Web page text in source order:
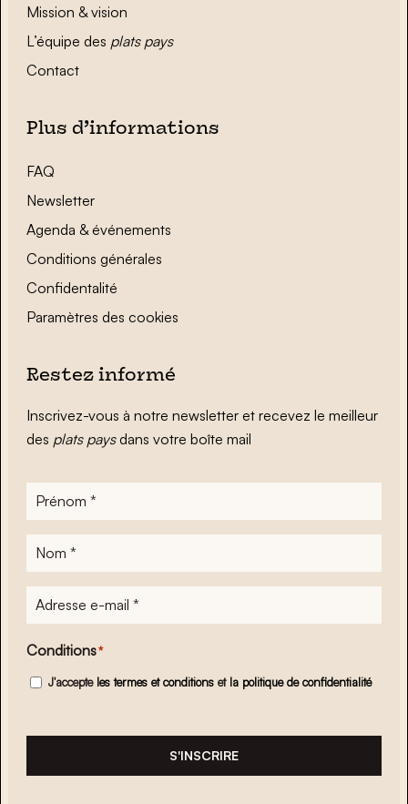
Mission & vision
L’équipe des plats pays
Contact
Plus d’informations
FAQ
Newsletter
Agenda & événements
Conditions générales
Confidentalité
Paramètres des cookies
Restez informé
Inscrivez-vous à notre newsletter et recevez le meilleur
des plats paysdans votre boîte mail
Prénom
Nom
Adresse
e-
mail*
Conditions*
J'accepte les termes et conditions et la politique de confidentialité
S'INSCRIRE